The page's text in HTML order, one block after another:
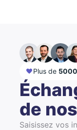
Plus de
de nos
Saisissez vos